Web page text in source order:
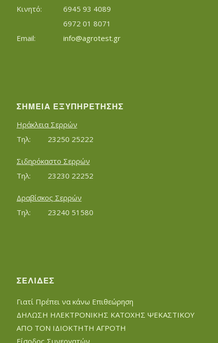
Κινητό:		6945 93 4089
			6972 01 8071
info@agrotest.gr
ΣΗΜΕΊΑ ΕΞΥΠΗΡΈΤΗΣΗΣ
Ηράκλεια Σερρών
Τηλ:		23250 25222
Σιδηρόκαστο Σερρών
Τηλ:		23230 22252
Δραβίσκος Σερρών
Τηλ:		23240 51580
ΣΕΛΊΔΕΣ
Γιατί Πρέπει να κάνω Επιθεώρηση
ΔΗΛΩΣΗ ΗΛΕΚΤΡΟΝΙΚΗΣ ΚΑΤΟΧΗΣ ΨΕΚΑΣΤΙΚΟΥ
ΑΠΟ ΤΟΝ ΙΔΙΟΚΤΗΤΗ ΑΓΡΟΤΗ